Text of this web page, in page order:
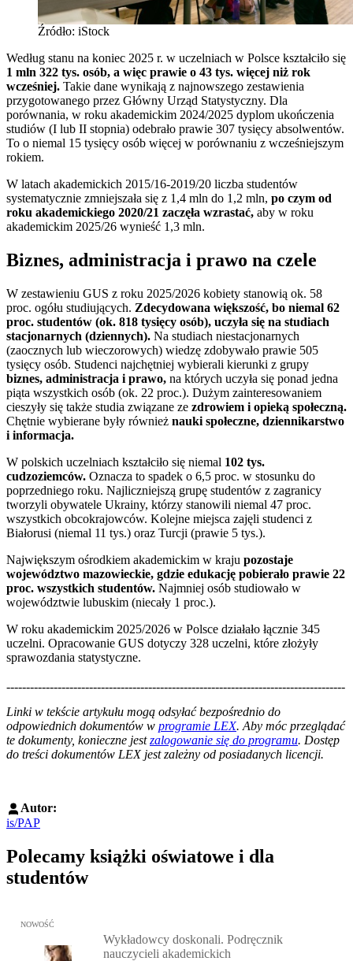
Źródło: iStock
Według stanu na koniec 2025 r. w uczelniach w Polsce kształciło się
1 mln 322 tys. osób, a więc prawie o 43 tys. więcej niż rok
wcześniej. Takie dane wynikają z najnowszego zestawienia
przygotowanego przez Główny Urząd Statystyczny. Dla
porównania, w roku akademickim 2024/2025 dyplom ukończenia
studiów (I lub II stopnia) odebrało prawie 307 tysięcy absolwentów.
To o niemal 15 tysięcy osób więcej w porównaniu z wcześniejszym
rokiem.
W latach akademickich 2015/16-2019/20 liczba studentów
systematycznie zmniejszała się z 1,4 mln do 1,2 mln, po czym od
roku akademickiego 2020/21 zaczęła wzrastać, aby w roku
akademickim 2025/26 wynieść 1,3 mln.
Biznes, administracja i prawo na czele
W zestawieniu GUS z roku 2025/2026 kobiety stanowią ok. 58
proc. ogółu studiujących. Zdecydowana większość, bo niemal 62
proc. studentów (ok. 818 tysięcy osób), uczyła się na studiach
stacjonarnych (dziennych). Na studiach niestacjonarnych
(zaocznych lub wieczorowych) wiedzę zdobywało prawie 505
tysięcy osób. Studenci najchętniej wybierali kierunki z grupy
biznes, administracja i prawo, na których uczyła się ponad jedna
piąta wszystkich osób (ok. 22 proc.). Dużym zainteresowaniem
cieszyły się także studia związane ze zdrowiem i opieką społeczną.
Chętnie wybierane były również nauki społeczne, dziennikarstwo
i informacja.
W polskich uczelniach kształciło się niemal 102 tys.
cudzoziemców. Oznacza to spadek o 6,5 proc. w stosunku do
poprzedniego roku. Najliczniejszą grupę studentów z zagranicy
tworzyli obywatele Ukrainy, którzy stanowili niemal 47 proc.
wszystkich obcokrajowców. Kolejne miejsca zajęli studenci z
Białorusi (niemal 11 tys.) oraz Turcji (prawie 5 tys.).
Największym ośrodkiem akademickim w kraju pozostaje
województwo mazowieckie, gdzie edukację pobierało prawie 22
proc. wszystkich studentów. Najmniej osób studiowało w
województwie lubuskim (niecały 1 proc.).
W roku akademickim 2025/2026 w Polsce działało łącznie 345
uczelni. Opracowanie GUS dotyczy 328 uczelni, które złożyły
sprawozdania statystyczne.
--------------------------------------------------------------------------------------
Linki w tekście artykułu mogą odsyłać bezpośrednio do
odpowiednich dokumentów w programie LEX. Aby móc przeglądać
te dokumenty, konieczne jestzalogowanie się do programu. Dostęp
do treści dokumentów LEX jest zależny od posiadanych licencji.
Autor:
is/PAP
Polecamy książki oświatowe i dla
studentów
Przejdź do: Wykładowcy doskonali. Podręcznik nauczycieli
NOWOŚĆ
Wykładowcy doskonali. Podręcznik
nauczycieli akademickich